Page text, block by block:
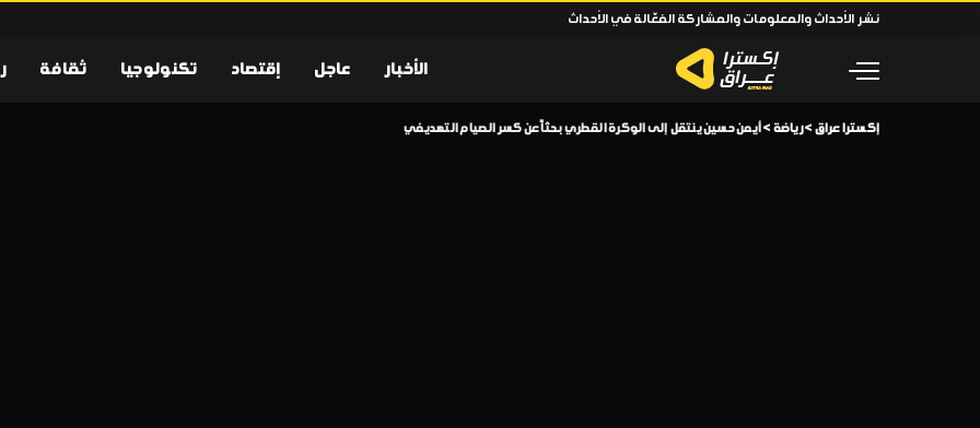
نشر الأحداث والمعلومات والمشاركة الفعّالة في الأحداث
الأخبار عاجل إقتصاد تكنولوجيا ثقافة
إكسترا عراق >رياضة >أيمن حسين ينتقل إلى الوكرة القطري بحثاً عن كسر الصيام التهديفي